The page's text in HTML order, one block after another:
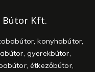
Bútor Kft.
konyhabútor,
gyerekbútor,
étkezőbútor,